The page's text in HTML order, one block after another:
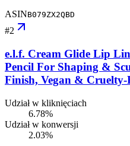
ASINB079ZX2QBD
#2
e.l.f. Cream Glide Lip
Pencil For Shaping &
Finish, Vegan & Cruelty-
Udział w kliknięciach
6.78%
Udział w konwersji
2.03%